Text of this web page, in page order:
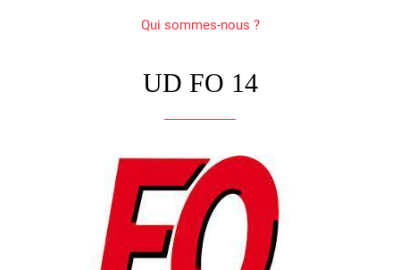
Qui sommes-nous ?
UD FO 14